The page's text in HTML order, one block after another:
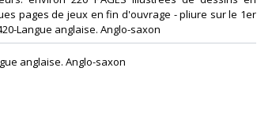
pages de jeux en fin d'ouvrage - pliure sur le 1er
Langue anglaise. Anglo-saxon‎
anglaise. Anglo-saxon‎